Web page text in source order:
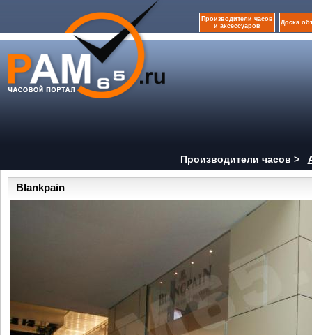
Производители часов
и аксессуаров
Доска
Производители часов >
Blankpain